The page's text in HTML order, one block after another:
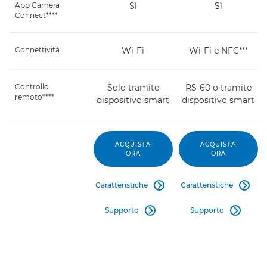
App Camera
Connect****
Sì Sì
Connettività Wi-Fi Wi-Fi e NFC***
Controllo
remoto****
Solo tramite
dispositivo smart
RS-60 o tramite
dispositivo smart
ACQUISTA
ORA
Caratteristiche 
Supporto 
ACQUISTA
ORA
Caratteristiche 
Supporto 